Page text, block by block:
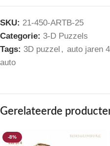
SKU: 21-450-ARTB-25
Categorie: 3-D Puzzels
Tags: 3D puzzel , auto jaren
auto
Gerelateerde
-8%